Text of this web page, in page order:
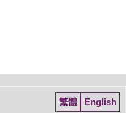
繁體 English